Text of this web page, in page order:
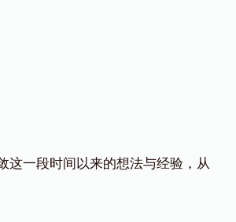
这一段时间以来的想法与经验，从